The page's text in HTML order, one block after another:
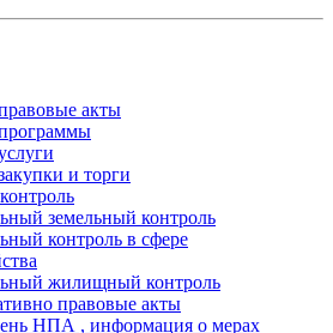
акты
и торги
земельный контроль
контроль в сфере
жилищный контроль
правовые акты
НПА , информация о мерах